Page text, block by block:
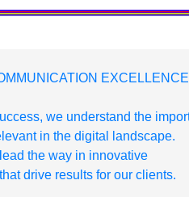
EXCELLENCE
we understand the
in the digital landscape.
the way in innovative
drive results for our clients.